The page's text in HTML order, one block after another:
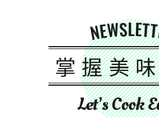
掌握美
Let’s Cook